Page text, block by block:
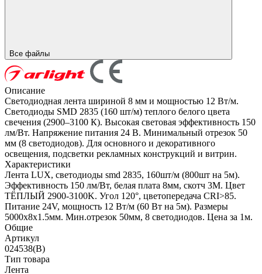
Все файлы
Описание
Светодиодная лента шириной 8 мм и мощностью 12 Вт/м.
Светодиоды SMD 2835 (160 шт/м) теплого белого цвета
свечения (2900–3100 К). Высокая световая эффективность 150
лм/Вт. Напряжение питания 24 В. Минимальный отрезок 50
мм (8 светодиодов). Для основного и декоративного
освещения, подсветки рекламных конструкций и витрин.
Характеристики
Лента LUX, светодиоды smd 2835, 160шт/м (800шт на 5м).
Эффективность 150 лм/Вт, белая плата 8мм, скотч 3М. Цвет
ТЁПЛЫЙ 2900-3100K. Угол 120°, цветопередача CRI>85.
Питание 24V, мощность 12 Вт/м (60 Вт на 5м). Размеры
5000х8х1.5мм. Мин.отрезок 50мм, 8 светодиодов. Цена за 1м.
Общие
Артикул
024538(B)
Тип товара
Лента